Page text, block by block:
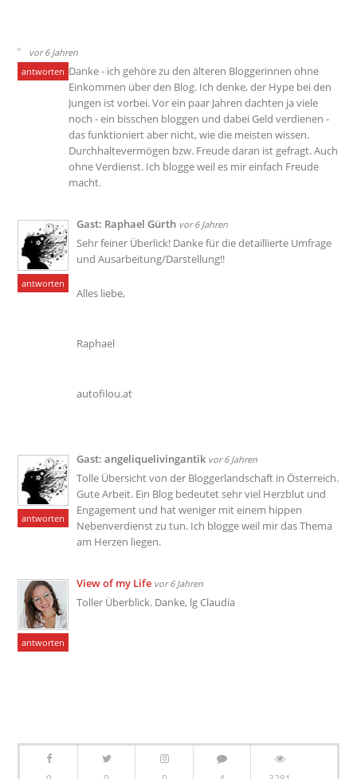
vor 6 Jahren
antworten Danke - ich gehöre zu den älteren Bloggerinnen ohne
Einkommen über den Blog. Ich denke, der Hype bei den
Jungen ist vorbei. Vor ein paar Jahren dachten ja viele
noch - ein bisschen bloggen und dabei Geld verdienen -
das funktioniert aber nicht, wie die meisten wissen.
Durchhaltevermögen bzw. Freude daran ist gefragt. Auch
ohne Verdienst. Ich blogge weil es mir einfach Freude
macht.
Gast: Raphael Gürth vor 6 Jahren
antworten
Sehr feiner Überlick! Danke für die detaillierte Umfrage
und Ausarbeitung/Darstellung!!
Alles liebe,
Raphael
autofilou.at
Gast: angeliquelivingantik vor 6 Jahren
antworten
Tolle Übersicht von der Bloggerlandschaft in Österreich.
Gute Arbeit. Ein Blog bedeutet sehr viel Herzblut und
Engagement und hat weniger mit einem hippen
Nebenverdienst zu tun. Ich blogge weil mir das Thema
am Herzen liegen.
View of my Life vor 6 Jahren
antworten
Toller Überblick. Danke, lg Claudia